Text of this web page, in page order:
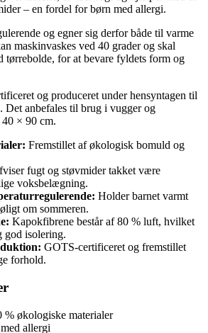
– en fordel for børn med allergi.
og egner sig derfor både til varme
maskinvaskes ved 40 grader og skal
tørrebolde, for at bevare fyldets form og
og produceret under hensyntagen til
Det anbefales til brug i vugger og
40 × 90 cm.
Fremstillet af økologisk bomuld og
fugt og støvmider takket være
voksbelægning.
Holder barnet varmt
om sommeren.
Kapokfibrene består af 80 % luft, hvilket
god isolering.
GOTS-certificeret og fremstillet
forhold.
% økologiske materialer
allergi